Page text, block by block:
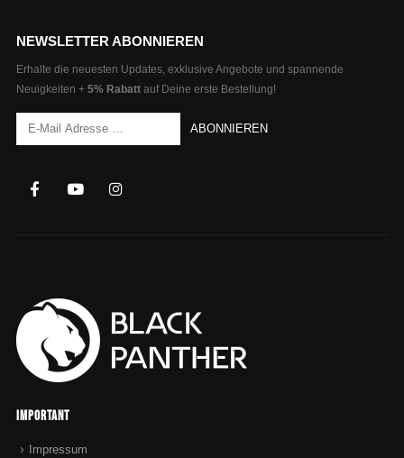
NEWSLETTER ABONNIEREN
Erhalte die neuesten Updates, exklusive Angebote und spannende
Neuigkeiten + 5% Rabattauf Deine erste Bestellung!
Important
Impressum